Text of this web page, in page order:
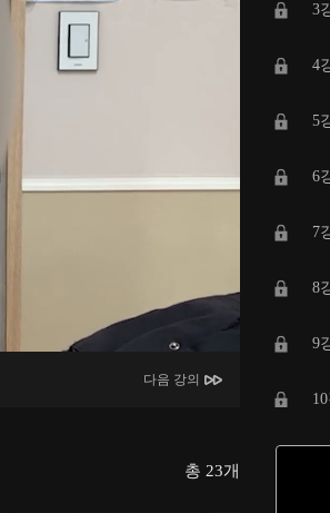
다음 강의
3
4
5
6
7
8
9
총 23개